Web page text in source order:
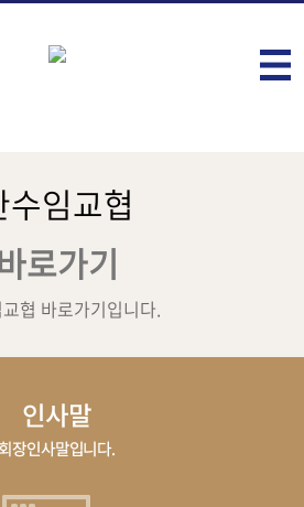
수임교협
로가기
협 바로가기입니다.